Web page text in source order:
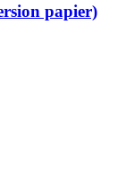
papier)